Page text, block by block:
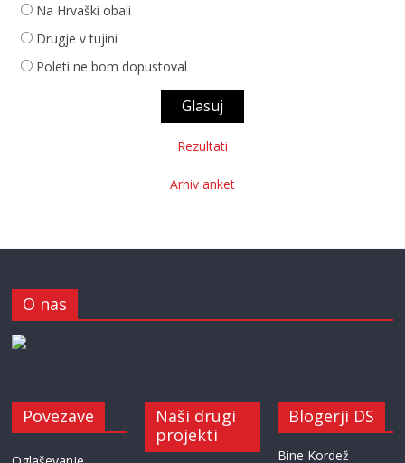
Na Hrvaški obali
Drugje v tujini
Poleti ne bom dopustoval
Rezultati
Arhiv anket
O nas
Povezave
Naši drugi
projekti
Blogerji DS
Bine Kordež